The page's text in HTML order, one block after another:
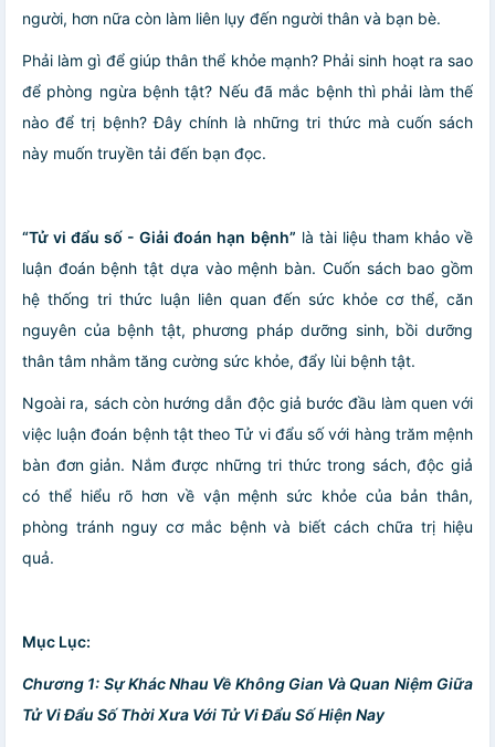
người, hơn nữa còn làm liên lụy đến người thân và bạn bè.
Phải làm gì để giúp thân thể khỏe mạnh? Phải sinh hoạt ra sao
để phòng ngừa bệnh tật? Nếu đã mắc bệnh thì phải làm thế
nào để trị bệnh? Đây chính là những tri thức mà cuốn sách
này muốn truyền tải đến bạn đọc.
“Tử vi đẩu số - Giải đoán hạn bệnh” là tài liệu tham khảo về
luận đoán bệnh tật dựa vào mệnh bàn. Cuốn sách bao gồm
hệ thống tri thức luận liên quan đến sức khỏe cơ thể, căn
nguyên của bệnh tật, phương pháp dưỡng sinh, bồi dưỡng
thân tâm nhằm tăng cường sức khỏe, đẩy lùi bệnh tật.
Ngoài ra, sách còn hướng dẫn độc giả bước đầu làm quen với
việc luận đoán bệnh tật theo Tử vi đẩu số với hàng trăm mệnh
bàn đơn giản. Nắm được những tri thức trong sách, độc giả
có thể hiểu rõ hơn về vận mệnh sức khỏe của bản thân,
phòng tránh nguy cơ mắc bệnh và biết cách chữa trị hiệu
quả.
Mục Lục:
Chương 1: Sự Khác Nhau Về Không Gian Và Quan Niệm Giữa
Tử Vi Đẩu Số Thời Xưa Với Tử Vi Đẩu Số Hiện Nay